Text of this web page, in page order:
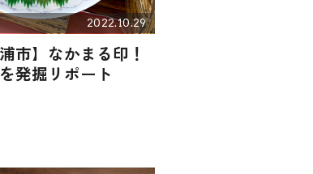
2022.10.29
市】なかまる印！
発掘リポート